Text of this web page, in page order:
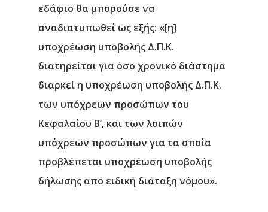
εδάφιο θα μπορούσε να
αναδιατυπωθεί ως εξής: «[η]
υποχρέωση υποβολής Δ.Π.Κ.
διατηρείται για όσο χρονικό διάστημα
διαρκεί η υποχρέωση υποβολής Δ.Π.Κ.
των υπόχρεων προσώπων του
Κεφαλαίου Β’, και των λοιπών
υπόχρεων προσώπων για τα οποία
προβλέπεται υποχρέωση υποβολής
δήλωσης από ειδική διάταξη νόμου».